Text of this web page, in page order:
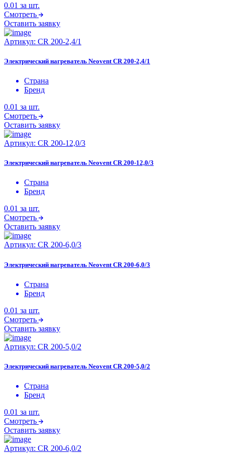
0.01 за шт.
Смотреть
Оставить заявку
Артикул: CR 200-2,4/1
Электрический нагреватель Neovent CR 200-2,4/1
Страна
Бренд
0.01 за шт.
Смотреть
Оставить заявку
Артикул: CR 200-12,0/3
Электрический нагреватель Neovent CR 200-12,0/3
Страна
Бренд
0.01 за шт.
Смотреть
Оставить заявку
Артикул: CR 200-6,0/3
Электрический нагреватель Neovent CR 200-6,0/3
Страна
Бренд
0.01 за шт.
Смотреть
Оставить заявку
Артикул: CR 200-5,0/2
Электрический нагреватель Neovent CR 200-5,0/2
Страна
Бренд
0.01 за шт.
Смотреть
Оставить заявку
Артикул: CR 200-6,0/2